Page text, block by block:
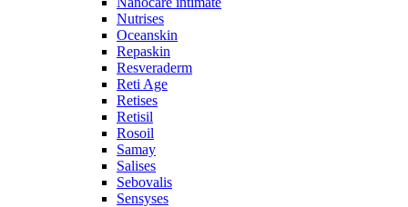
Nutrises
Oceanskin
Repaskin
Resveraderm
Reti Age
Retises
Retisil
Rosoil
Samay
Salises
Sebovalis
Sensyses